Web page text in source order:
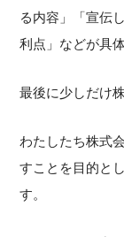
る内容」「宣伝
利点」などが具
最後に少しだけ
わたしたち株式
すことを目的と
す。